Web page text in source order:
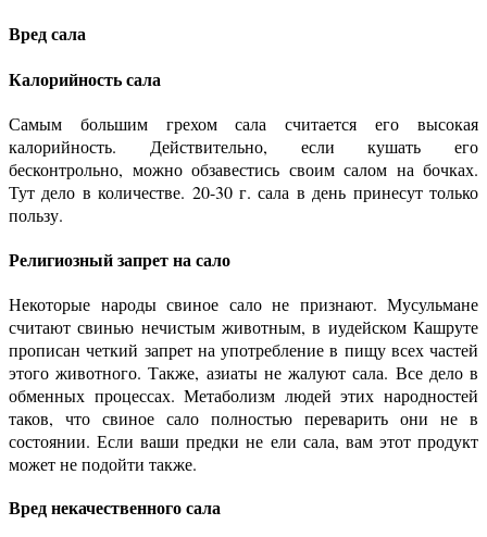
Вред сала
Калорийность сала
Самым большим грехом сала считается его высокая
калорийность. Действительно, если кушать его
бесконтрольно, можно обзавестись своим салом на бочках.
Тут дело в количестве. 20-30 г. сала в день принесут только
пользу.
Религиозный запрет на сало
Некоторые народы свиное сало не признают. Мусульмане
считают свинью нечистым животным, в иудейском Кашруте
прописан четкий запрет на употребление в пищу всех частей
этого животного. Также, азиаты не жалуют сала. Все дело в
обменных процессах. Метаболизм людей этих народностей
таков, что свиное сало полностью переварить они не в
состоянии. Если ваши предки не ели сала, вам этот продукт
может не подойти также.
Вред некачественного сала